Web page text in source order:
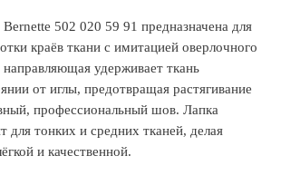
502 020 59 91 предназначена для
краёв ткани с имитацией оверлочного
удерживает ткань
от иглы, предотвращая растягивание
профессиональный шов. Лапка
для тонких и средних тканей, делая
и качественной.